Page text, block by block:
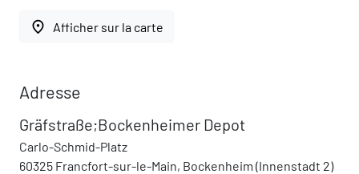
place Afficher sur la carte
Adresse
Gräfstraße;Bockenheimer Depot
Carlo-Schmid-Platz
60325 Francfort-sur-le-Main, Bockenheim (Innenstadt 2)